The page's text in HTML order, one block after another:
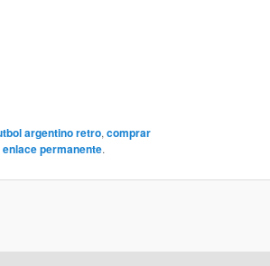
argentino retro,comprar
enlace permanente.